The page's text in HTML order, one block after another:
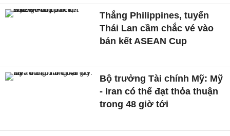
Thắng Philippines, tuyển
Thái Lan cầm chắc vé vào
bán kết ASEAN Cup
Bộ trưởng Tài chính Mỹ: Mỹ
- Iran có thể đạt thỏa thuận
trong 48 giờ tới